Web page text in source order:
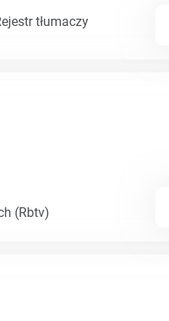
tłumaczy
(Rbtv)